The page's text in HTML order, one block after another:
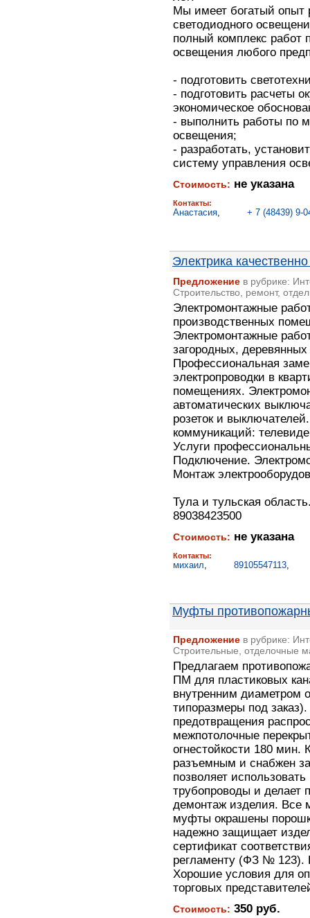
Мы имеет богатый опыт
светодиодного
полный комплекс работ
освещения любого
- подготовить
- подготовить расчеты
экономическое
- выполнить работы по
освещения;
- разработать,
систему управления
Стоимость: не указана
Контакты:
Анастасия, + 7 (48439) 9-
Электрика
Предложение в рубрике:
Строительство, ремонт,
Электромонтажные
производственных
Электромонтажные
загородных,
Профессиональная
электропроводки в
помещениях.
автоматических
розеток и
коммуникаций:
Услуги
Подключение.
Монтаж
Тула и тульская
89038423500
Стоимость: не указана
Контакты:
михаил, 89105547113,
Муфты
Предложение в рубрике:
Строительные, отделочные
Предлагаем
ПМ для пластиковых
внутренним диаметром
типоразмеры под
предотвращения
межпотолочные
огнестойкости 180
разъемным и снабжен
позволяет
трубопроводы и делает
демонтаж изделия. Все
муфты окрашены
надежно защищает
сертификат
регламенту (ФЗ № 123).
Хорошие условия для
торговых
Стоимость: 350 руб.